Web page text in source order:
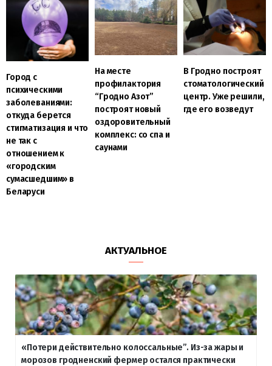
Город с
психическими
заболеваниями:
откуда берется
стигматизация и что
не так с
отношением к
«городским
сумасшедшим» в
Беларуси
На месте
профилактория
“Гродно Азот”
построят новый
оздоровительный
комплекс: со спа и
саунами
В Гродно построят
стоматологический
центр. Уже решили,
где его возведут
АКТУАЛЬНОЕ
«Потери действительно колоссальные”. Из-за жары и
морозов гродненский фермер остался практически